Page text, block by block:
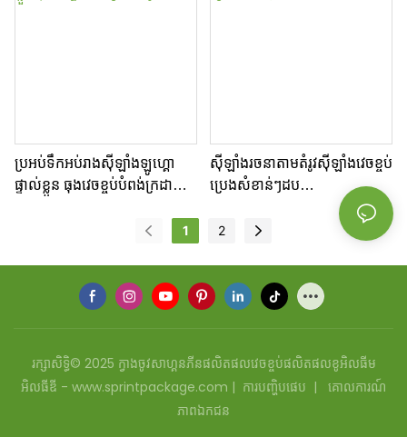
ប្រអប់ទឹកអប់រាងស៊ីឡាំងឡូហ្គោ
ផ្ទាល់ខ្លួន ធុងវេចខ្ចប់បំពង់ក្រដាស
ស៊ីឡាំងរចនាតាមតំរូវស៊ីឡាំងវេចខ្ចប់
ប្រេងសំខាន់ៗដប
1
2
រក្សាសិទ្ធិ© 2025 ក្វាងចូវសាហ្គនភីនផលិតផលវេចខ្ចប់ផលិតផលខូអិលធីម
អិលធីឌី - www.sprintpackage.com | ការបញ្ហិបផេប |
គោលការណ៍
ភាពឯកជន